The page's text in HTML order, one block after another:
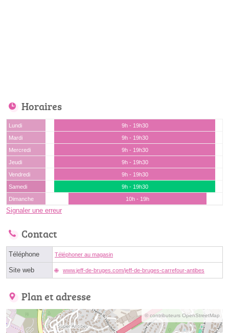
Horaires
Lundi
9h - 19h30
Mardi
9h - 19h30
Mercredi
9h - 19h30
Jeudi
9h - 19h30
Vendredi
9h - 19h30
Samedi
9h - 19h30
Dimanche
10h - 19h
Signaler une erreur
Contact
Téléphone Téléphoner au magasin
Site web www.jeff-de-bruges.com/jeff-de-bruges-carrefour-antibes
Plan et adresse
© contributeurs OpenStreetMap